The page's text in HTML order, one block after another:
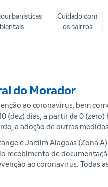
Cuidado com
os bairros
do Morador
ao coronavirus, bem
dias, a partir da 0 (zero)
a adoção de outras
e Jardim Alagoas (Zona
recebimento de
ao coronavirus. Todas